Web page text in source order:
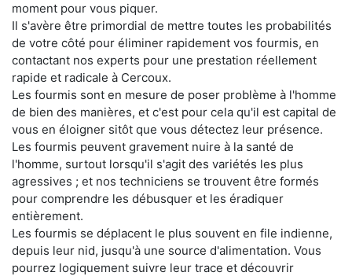
moment pour vous piquer.
Il s'avère être primordial de mettre toutes les probabilités
de votre côté pour éliminer rapidement vos fourmis, en
contactant nos experts pour une prestation réellement
rapide et radicale à Cercoux.
Les fourmis sont en mesure de poser problème à l'homme
de bien des manières, et c'est pour cela qu'il est capital de
vous en éloigner sitôt que vous détectez leur présence.
Les fourmis peuvent gravement nuire à la santé de
l'homme, surtout lorsqu'il s'agit des variétés les plus
agressives ; et nos techniciens se trouvent être formés
pour comprendre les débusquer et les éradiquer
entièrement.
Les fourmis se déplacent le plus souvent en file indienne,
depuis leur nid, jusqu'à une source d'alimentation. Vous
pourrez logiquement suivre leur trace et découvrir